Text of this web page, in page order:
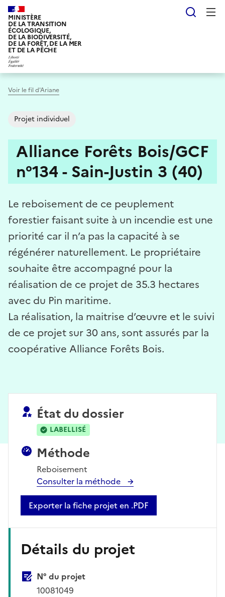
Aller
au
contenu
principal
MINISTÈRE
DE LA TRANSITION
ÉCOLOGIQUE,
DE LA BIODIVERSITÉ,
DE LA FORÊT, DE LA MER
ET DE LA PÊCHE
Voir le fil d'Ariane
Projet individuel
Alliance Forêts Bois/GCF
n°134 - Sain-Justin 3 (40)
Le reboisement de ce peuplement
forestier faisant suite à un incendie est une
priorité car il n’a pas la capacité à se
régénérer naturellement. Le propriétaire
souhaite être accompagné pour la
réalisation de ce projet de 35.3 hectares
avec du Pin maritime.
La réalisation, la maitrise d’œuvre et le suivi
de ce projet sur 30 ans, sont assurés par la
coopérative Alliance Forêts Bois.
État du dossier
LABELLISÉ
Méthode
Reboisement
Consulter la méthode
Exporter la fiche projet en .PDF
Détails du projet
N° du projet
10081049